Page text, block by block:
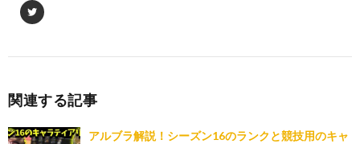
関連する記事
アルブラ解説！シーズン16のランクと競技用のキャ